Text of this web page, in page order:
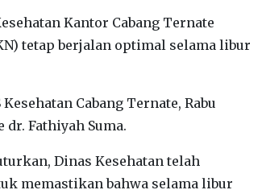
Kantor Cabang Ternate
tetap berjalan optimal selama libur
Cabang Ternate, Rabu
dr. Fathiyah Suma.
Dinas Kesehatan telah
memastikan bahwa selama libur